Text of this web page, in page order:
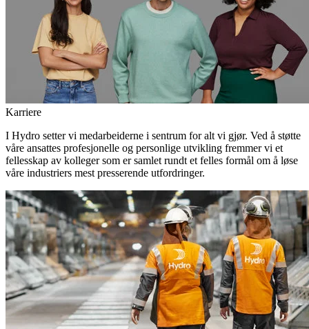
Karriere
I Hydro setter vi medarbeiderne i sentrum for alt vi gjør. Ved å støtte
våre ansattes profesjonelle og personlige utvikling fremmer vi et
fellesskap av kolleger som er samlet rundt et felles formål om å løse
våre industriers mest presserende utfordringer.